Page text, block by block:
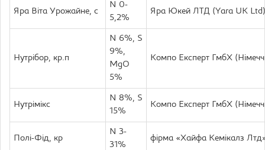
Яра Віта Урожайне, с
N 0-
5,2%
Яра Юкей ЛТД (Yara UK Ltd)
Нутрібор, кр.п
N 6%, S
9%,
MgO
5%
Компо Експерт ГмбХ
Нутрімікс
N 8%, S
15%
Компо Експерт ГмбХ
Полі-Фід, кр
N 3-
31%
фірма «Хайфа Кемікалз Лтд»